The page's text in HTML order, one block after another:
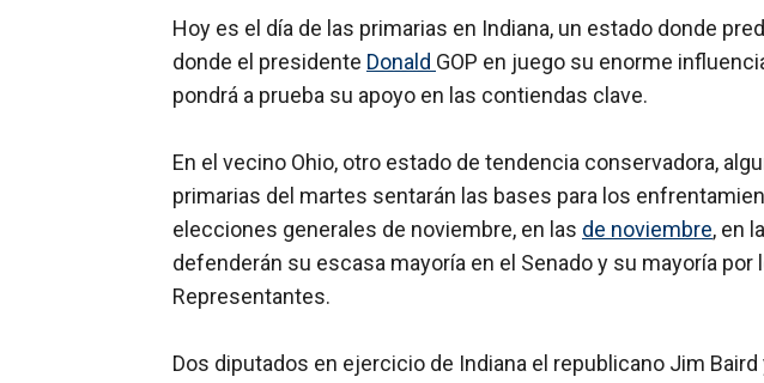
Hoy es el día de las primarias en Indiana, un estado donde
donde el presidente Donald GOP en juego su enorme
pondrá a prueba su apoyo en las contiendas clave.
En el vecino Ohio, otro estado de tendencia conservadora,
primarias del martes sentarán las bases para los
elecciones generales de noviembre, en las de noviembre, en
defenderán su escasa mayoría en el Senado y su mayoría por
Representantes.
Dos diputados en ejercicio de Indiana el republicano Jim